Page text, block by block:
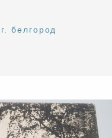
г. белгород